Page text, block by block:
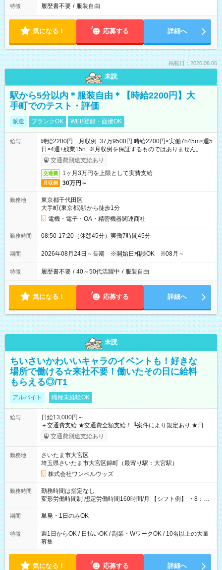
特徴 履歴書不要 / 服装自由
気になる！ 応募する 詳細へ
掲載日：2026.08.06
未読
駅から5分以内＊服装自由＊【時給2200円】大
手町でのテスト・評価
派遣 ブランクOK WEB登録・面接OK
給与
時給2200円 月収例 37万9500円 時給2200円×実働7h45m×週5
日×4週+残業15h ※月収例を保証するものではありません。
交通費別途支給あり
交通費 1ヶ月3万円を上限として実費支給
月収例 30万円～
勤務地
東京都千代田区
大手町(東京都)駅から徒歩1分
電機・電子・OA・精密機器関連商社
勤務時間 08:50-17:20（休憩45分）実働7時間45分
期間 2026年08月24日～長期 ※開始日相談OK ※08月～
特徴 履歴書不要 / 40～50代活躍中 / 服装自由
気になる！ 応募する 詳細へ
未読
ちいさいかわいいキャラのイベントも！好きな
場所で働ける☆来社不要！働いたその日に給料
もらえる◎/T1
アルバイト 職種未経験OK
給与
日給13,000円～
＋交通費支給 ★交通費全額支給！ ┗案件により規定あり ★日払
いOK！（規定あり） ┗働いたその日に現金GET♪ お仕事後はコ
ンビニATMから 日払い分を引き落とせます！ 【試用期間】試
交通費別途支給あり
勤務地
さいたま市大宮区
埼玉県さいたま市大宮区錦町（最寄り駅：大宮駅）
株式会社ワンベルウッズ
勤務時間
勤務時間は指定なし
変形労働時間制 想定労働時間160時間/月 【シフト例】 ・8：00
～21：00
期間 単発・1日のみOK
特徴
週1日からOK / 日払いOK / 副業・WワークOK / 10名以上の大量
募集
気になる！ 応募する 詳細へ